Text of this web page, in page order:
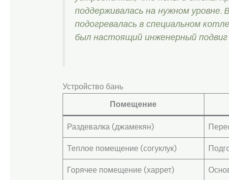
поддерживалась на нужном уровне.
подогревалась в специальном
был настоящий инженерный подвиг
Устройство бань
Помещение
Раздевалка (джамекян)
Теплое помещение (согуклук)
Горячее помещение (харрет)